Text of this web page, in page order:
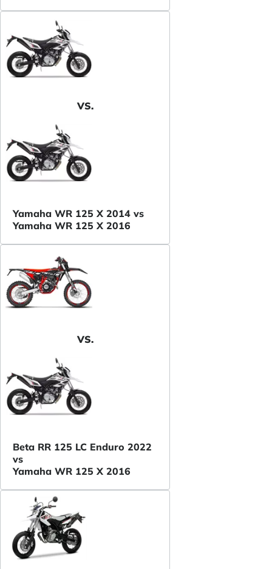
VS.
Yamaha WR 125 X 2014 vs
Yamaha WR 125 X 2016
VS.
Beta RR 125 LC Enduro 2022
vs
Yamaha WR 125 X 2016